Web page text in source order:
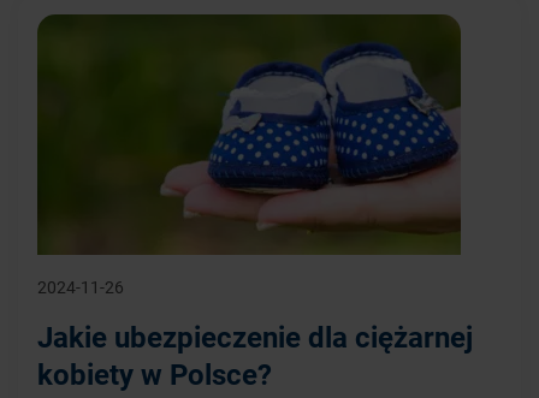
2024-11-26
Jakie ubezpieczenie dla ciężarnej
kobiety w Polsce?